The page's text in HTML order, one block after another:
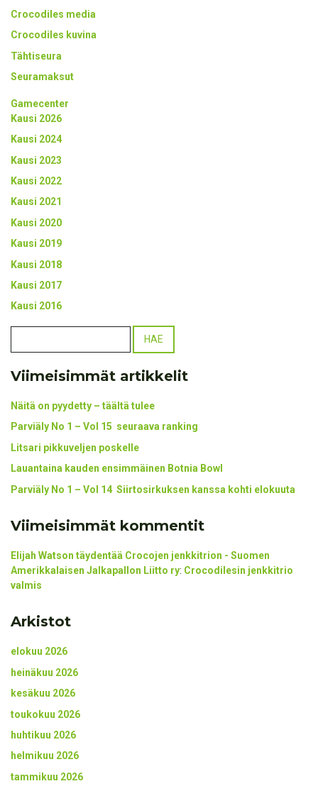
Crocodiles media
Crocodiles kuvina
Tähtiseura
Seuramaksut
Gamecenter
Kausi 2026
Kausi 2024
Kausi 2023
Kausi 2022
Kausi 2021
Kausi 2020
Kausi 2019
Kausi 2018
Kausi 2017
Kausi 2016
Viimeisimmät artikkelit
Näitä on pyydetty – täältä tulee
Parviäly No 1 – Vol 15 seuraava ranking
Litsari pikkuveljen poskelle
Lauantaina kauden ensimmäinen Botnia Bowl
Parviäly No 1 – Vol 14 Siirtosirkuksen kanssa kohti elokuuta
Viimeisimmät kommentit
Elijah Watson täydentää Crocojen jenkkitrion - Suomen
Amerikkalaisen Jalkapallon Liitto ry: Crocodilesin jenkkitrio
valmis
Arkistot
elokuu 2026
heinäkuu 2026
kesäkuu 2026
toukokuu 2026
huhtikuu 2026
helmikuu 2026
tammikuu 2026